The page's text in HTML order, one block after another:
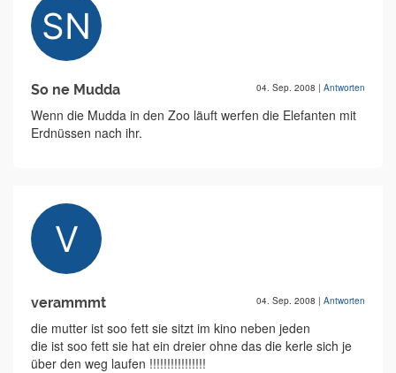
So ne Mudda 04. Sep. 2008 | Antworten
Wenn die Mudda in den Zoo läuft werfen die Elefanten mit
Erdnüssen nach ihr.
verammmt 04. Sep. 2008 | Antworten
die mutter ist soo fett sie sitzt im kino neben jeden
die ist soo fett sie hat ein dreier ohne das die kerle sich je
über den weg laufen !!!!!!!!!!!!!!!!